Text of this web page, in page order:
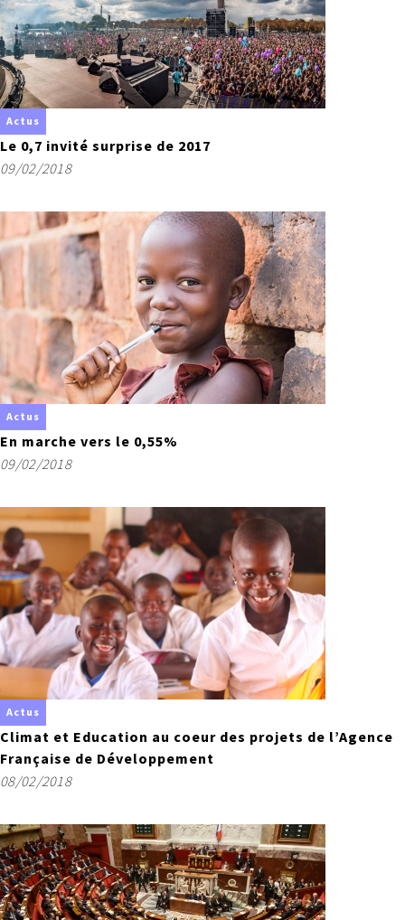
DE VOUS
Je signe
Je relaie
Je deviens bénévole
SOLIDAIRES
DU MONDE
0,7
Actus
Le 0,7 invité surprise de 2017
09/02/2018
Actus
En marche vers le 0,55%
09/02/2018
Actus
Climat et Education au coeur des projets de l’Agence
Française de Développement
08/02/2018